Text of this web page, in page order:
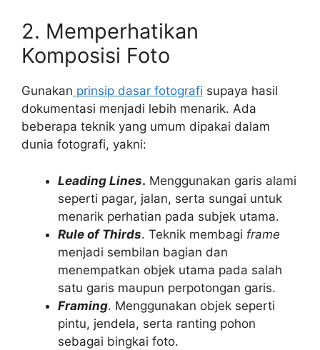
2. Memperhatikan
Komposisi Foto
Gunakan prinsip dasar fotografi supaya hasil
dokumentasi menjadi lebih menarik. Ada
beberapa teknik yang umum dipakai dalam
dunia fotografi, yakni:
Leading Lines. Menggunakan garis alami
seperti pagar, jalan, serta sungai untuk
menarik perhatian pada subjek utama.
Rule of Thirds. Teknik membagi frame
menjadi sembilan bagian dan
menempatkan objek utama pada salah
satu garis maupun perpotongan garis.
Framing. Menggunakan objek seperti
pintu, jendela, serta ranting pohon
sebagai bingkai foto.